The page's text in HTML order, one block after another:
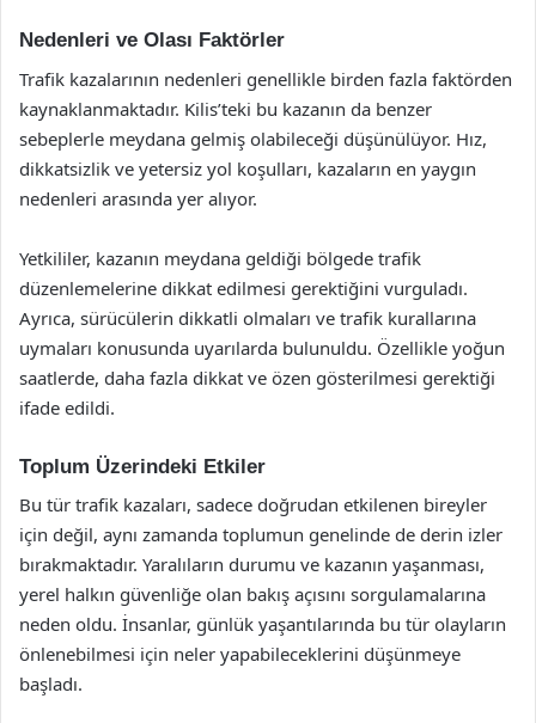
Nedenleri ve Olası Faktörler
Trafik kazalarının nedenleri genellikle birden fazla faktörden
kaynaklanmaktadır. Kilis’teki bu kazanın da benzer
sebeplerle meydana gelmiş olabileceği düşünülüyor. Hız,
dikkatsizlik ve yetersiz yol koşulları, kazaların en yaygın
nedenleri arasında yer alıyor.
Yetkililer, kazanın meydana geldiği bölgede trafik
düzenlemelerine dikkat edilmesi gerektiğini vurguladı.
Ayrıca, sürücülerin dikkatli olmaları ve trafik kurallarına
uymaları konusunda uyarılarda bulunuldu. Özellikle yoğun
saatlerde, daha fazla dikkat ve özen gösterilmesi gerektiği
ifade edildi.
Toplum Üzerindeki Etkiler
Bu tür trafik kazaları, sadece doğrudan etkilenen bireyler
için değil, aynı zamanda toplumun genelinde de derin izler
bırakmaktadır. Yaralıların durumu ve kazanın yaşanması,
yerel halkın güvenliğe olan bakış açısını sorgulamalarına
neden oldu. İnsanlar, günlük yaşantılarında bu tür olayların
önlenebilmesi için neler yapabileceklerini düşünmeye
başladı.